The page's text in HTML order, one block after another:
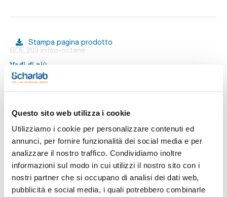
Questo sito web utilizza i cookie
Utilizziamo i cookie per personalizzare contenuti ed
annunci, per fornire funzionalità dei social media e per
analizzare il nostro traffico. Condividiamo inoltre
informazioni sul modo in cui utilizzi il nostro sito con i
nostri partner che si occupano di analisi dei dati web,
pubblicità e social media, i quali potrebbero combinarle
Stampa pagina prodotto
BDE 203 in Iso-octane
Vedi di più
Documentazione tecnica
TDS / Scheda tecnica
Registrati per i download
Registrati per i download
Sicurezza
Registrati per i download